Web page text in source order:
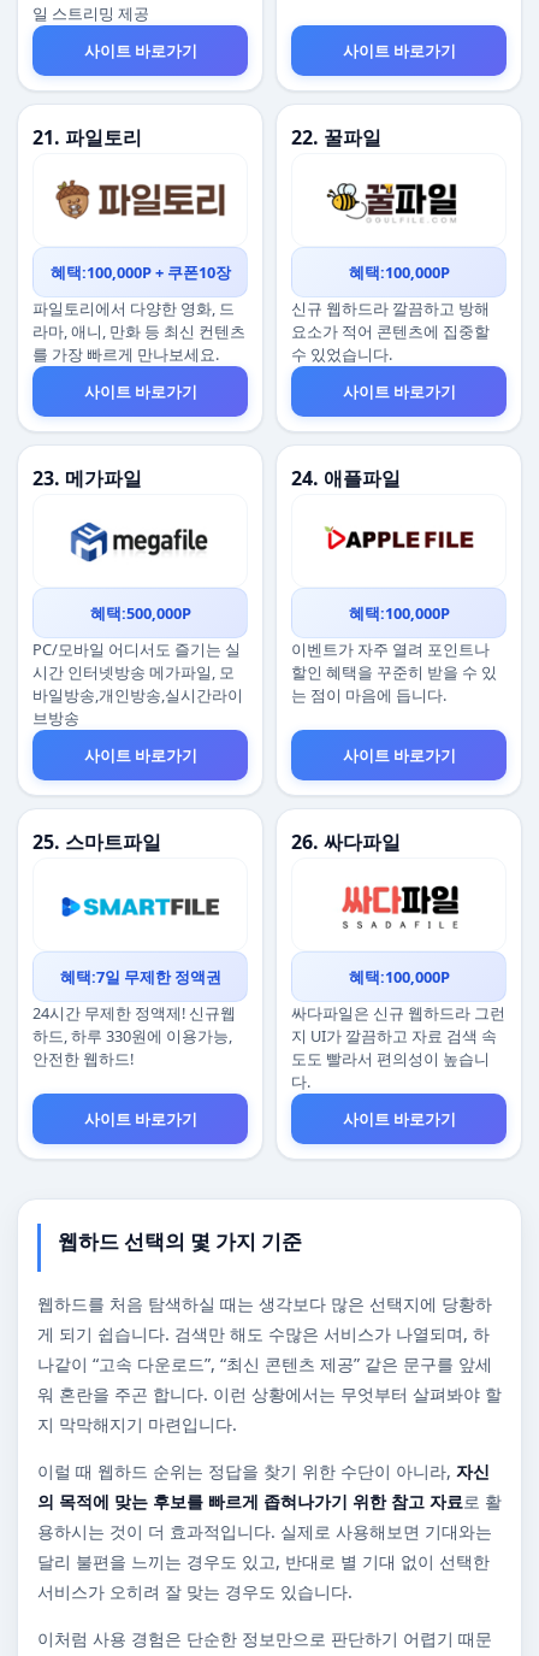
일 스트리밍 제공
사이트 바로가기
사이트 바로가기
21. 파일토리
혜택:100,000P + 쿠폰10장
파일토리에서 다양한 영화, 드
라마, 애니, 만화 등 최신 컨텐츠
를 가장 빠르게 만나보세요.
사이트 바로가기
22. 꿀파일
혜택:100,000P
신규 웹하드라 깔끔하고 방해
요소가 적어 콘텐츠에 집중할
수 있었습니다.
사이트 바로가기
23. 메가파일
혜택:500,000P
PC/모바일 어디서도 즐기는 실
시간 인터넷방송 메가파일, 모
바일방송,개인방송,실시간라이
브방송
사이트 바로가기
24. 애플파일
혜택:100,000P
이벤트가 자주 열려 포인트나
할인 혜택을 꾸준히 받을 수 있
는 점이 마음에 듭니다.
사이트 바로가기
25. 스마트파일
혜택:7일 무제한 정액권
24시간 무제한 정액제! 신규웹
하드, 하루 330원에 이용가능,
안전한 웹하드!
사이트 바로가기
26. 싸다파일
혜택:100,000P
싸다파일은 신규 웹하드라 그런
지 UI가 깔끔하고 자료 검색 속
도도 빨라서 편의성이 높습니
다.
사이트 바로가기
웹하드 선택의 몇 가지 기준
웹하드를 처음 탐색하실 때는 생각보다 많은 선택지에 당황하
게 되기 쉽습니다. 검색만 해도 수많은 서비스가 나열되며, 하
나같이 “고속 다운로드”, “최신 콘텐츠 제공” 같은 문구를 앞세
워 혼란을 주곤 합니다. 이런 상황에서는 무엇부터 살펴봐야 할
지 막막해지기 마련입니다.
이럴 때 웹하드 순위는 정답을 찾기 위한 수단이 아니라, 자신
의 목적에 맞는 후보를 빠르게 좁혀나가기 위한 참고 자료로 활
용하시는 것이 더 효과적입니다. 실제로 사용해보면 기대와는
달리 불편을 느끼는 경우도 있고, 반대로 별 기대 없이 선택한
서비스가 오히려 잘 맞는 경우도 있습니다.
이처럼 사용 경험은 단순한 정보만으로 판단하기 어렵기 때문